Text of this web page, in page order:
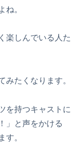
ね。
楽しんでいる人た
みたくなります。
を持つキャストに
」と声をかける
す。